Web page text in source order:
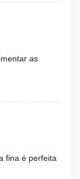
as
fina é perfeita